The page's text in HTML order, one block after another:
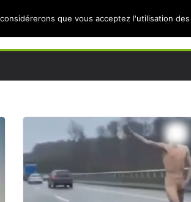
que vous acceptez l'utilisation